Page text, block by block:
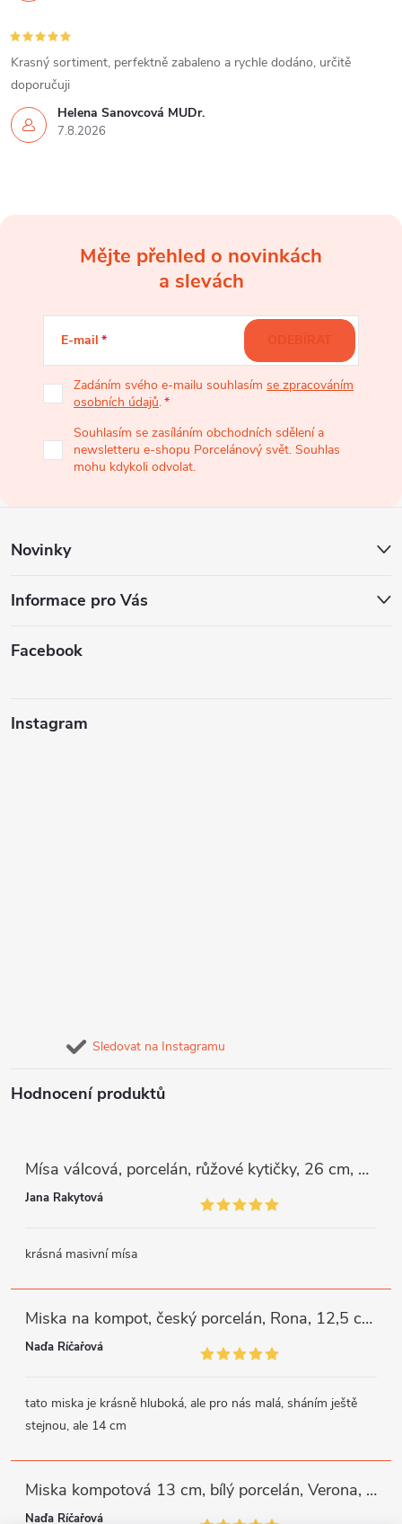
Helena Šanovcová MUDr.
7.8.2026
Krasný sortiment, perfektně zabaleno a rychle dodáno, určitě
doporučuji
í
Mějte přehled o novinkách
a slevách
E-mail
Zadáním svého e-mailu souhlasím se zpracováním
osobních údajů.
Souhlasím se zasíláním obchodních sdělení a
newsletteru e-shopu Porcelánový svět. Souhlas
mohu kdykoli odvolat.
ODEBÍRAT
Novinky
Informace pro Vás
Facebook
Instagram
Sledovat na Instagramu
Hodnocení produktů
Mísa válcová, porcelán, růžové kytičky, 26 cm, G. Benedikt
Jana Rakytová
krásná masivní mísa
Miska na kompot, český porcelán, Rona, 12,5 cm, bílý, G. Benedikt
Naďa Říčařová
tato miska je krásně hluboká, ale pro nás malá, sháním ještě
stejnou, ale 14 cm
Miska kompotová 13 cm, bílý porcelán, Verona, G. Benedikt
Naďa Říčařová